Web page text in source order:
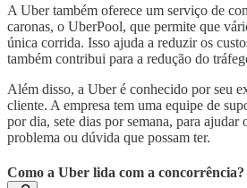
A Uber também oferece um serviço de
caronas, o UberPool, que permite que
única corrida. Isso ajuda a reduzir os
também contribui para a redução do
Além disso, a Uber é conhecido por seu
cliente. A empresa tem uma equipe de
por dia, sete dias por semana, para ajudar
problema ou dúvida que possam ter.
Como a Uber lida com a concorrência?